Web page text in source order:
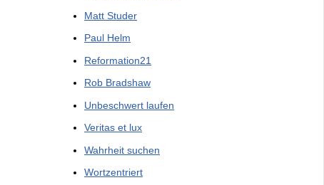
Matt Studer
Paul Helm
Reformation21
Rob Bradshaw
Unbeschwert laufen
Veritas et lux
Wahrheit suchen
Wortzentriert